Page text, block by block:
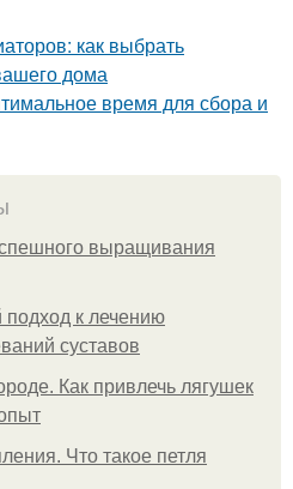
как выбрать
дома
время для сбора и
выращивания
к лечению
суставов
Как привлечь лягушек
Что такое петля